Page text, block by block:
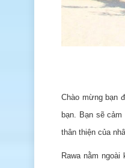
Chào mừng bạn
bạn. Bạn sẽ
thân thiện của
Rawa nằm